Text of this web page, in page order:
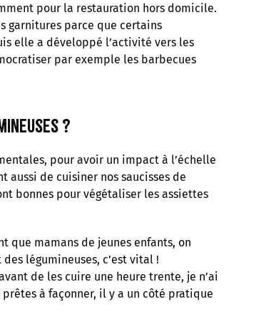
pour la restauration hors domicile.
garnitures parce que certains
elle a développé l’activité vers les
par exemple les barbecues
?
pour avoir un impact à l’échelle
aussi de cuisiner nos saucisses de
bonnes pour végétaliser les assiettes
que mamans de jeunes enfants, on
légumineuses, c’est vital !
de les cuire une heure trente, je n’ai
à façonner, il y a un côté pratique